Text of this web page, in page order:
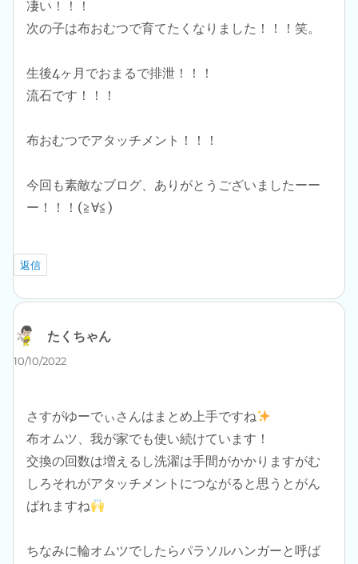
凄い！！！
次の子は布おむつで育てたくなりました！！！笑。
生後4ヶ月でおまるで排泄！！！
流石です！！！
布おむつでアタッチメント！！！
今回も素敵なブログ、ありがとうございましたーー
ー！！！(≧∀≦)
返信
たくちゃん
10/10/2022
さすがゆーでぃさんはまとめ上手ですね
布オムツ、我が家でも使い続けています！
交換の回数は増えるし洗濯は手間がかかりますがむ
しろそれがアタッチメントにつながると思うとがん
ばれますね
ちなみに輪オムツでしたらパラソルハンガーと呼ば